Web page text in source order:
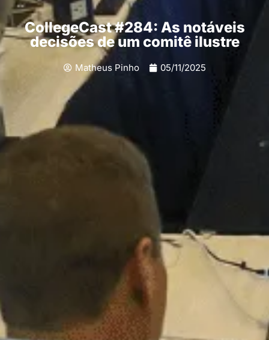
CollegeCast #284: As notáveis
decisões de um comitê ilustre
Matheus Pinho 05/11/2025